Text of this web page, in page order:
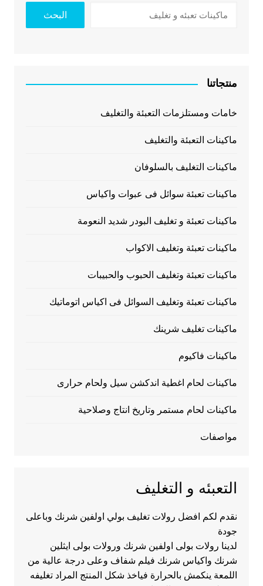
البحث
منتجاتنا
خامات ومستلزمات التعبئة والتغليف
ماكينات التعبئة والتغليف
ماكينات التغليف بالسلوفان
ماكينات تعبئة سوائل فى عبوات واكياس
ماكينات تعبئة و تغليف البودر شديد النعومة
ماكينات تعبئة وتغليف الاكواب
ماكينات تعبئة وتغليف الحبوب والحبيبات
ماكينات تعبئة وتغليف السوائل فى اكياس اتوماتيك
ماكينات تغليف شرينك
ماكينات فاكيوم
ماكينات لحام اغطية اندكشن سيل ولحام حرارى
ماكينات لحام مستمر وتاريخ انتاج وصلاحية
مواصفات
التعبئه و التغليف
نقدم لكم افضل رولات تغليف بولي اولفين شرنك وباعلى
جودة
لدينا رولات بولى اولفين شرنك ورولات بولى ايثلين
شرنك واكياس شرنك فيلم شفاف وعلى درجة عالية من
اللمعة ينكمش بالحرارة فياخذ شكل المنتج المراد تغليفه